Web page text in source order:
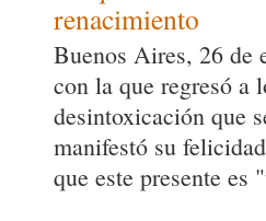
renacimiento
Buenos Aires, 26 de
con la que regresó a
desintoxicación que
manifestó su
que este presente